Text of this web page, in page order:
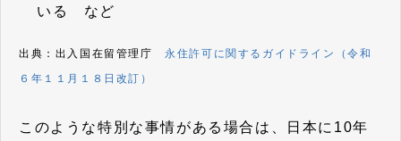
いる など
出典：出入国在留管理庁永住許可に関するガイドライン（令和
６年１１月１８日改訂）
このような特別な事情がある場合は、日本に10年